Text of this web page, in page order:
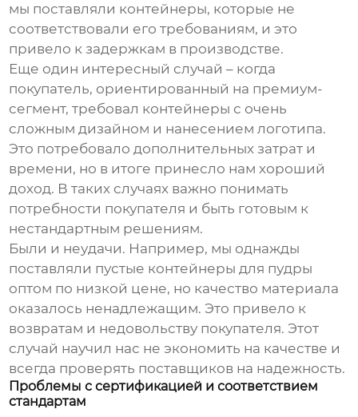
мы поставляли контейнеры, которые не
соответствовали его требованиям, и это
привело к задержкам в производстве.
Еще один интересный случай – когда
покупатель, ориентированный на премиум-
сегмент, требовал контейнеры с очень
сложным дизайном и нанесением логотипа.
Это потребовало дополнительных затрат и
времени, но в итоге принесло нам хороший
доход. В таких случаях важно понимать
потребности покупателя и быть готовым к
нестандартным решениям.
Были и неудачи. Например, мы однажды
поставляли пустые контейнеры для пудры
оптом по низкой цене, но качество материала
оказалось ненадлежащим. Это привело к
возвратам и недовольству покупателя. Этот
случай научил нас не экономить на качестве и
всегда проверять поставщиков на надежность.
Проблемы с сертификацией и соответствием
стандартам